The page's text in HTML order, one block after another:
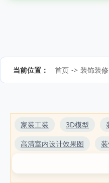
当前位置： 首页 -> 装饰装修
家装工装 3D模型
高清室内设计效果图